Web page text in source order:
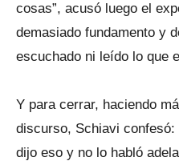
cosas”, acusó luego el
demasiado fundamento y
escuchado ni leído lo que
Y para cerrar, haciendo
discurso, Schiavi confesó:
dijo eso y no lo habló